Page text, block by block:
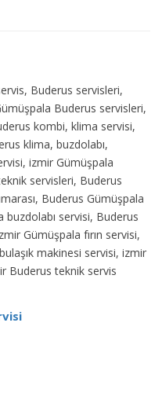
Buderus servisleri,
Buderus servisleri,
kombi, klima servisi,
klima, buzdolabı,
izmir Gümüşpala
servisleri, Buderus
Buderus Gümüşpala
servisi, Buderus
Gümüşpala fırın servisi,
makinesi servisi, izmir
Buderus teknik servis